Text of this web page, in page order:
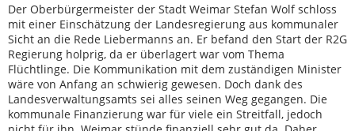
Der Oberbürgermeister der Stadt Weimar Stefan Wolf schloss
mit einer Einschätzung der Landesregierung aus kommunaler
Sicht an die Rede Liebermanns an. Er befand den Start der R2G
Regierung holprig, da er überlagert war vom Thema
Flüchtlinge. Die Kommunikation mit dem zuständigen Minister
wäre von Anfang an schwierig gewesen. Doch dank des
Landesverwaltungsamts sei alles seinen Weg gegangen. Die
kommunale Finanzierung war für viele ein Streitfall, jedoch